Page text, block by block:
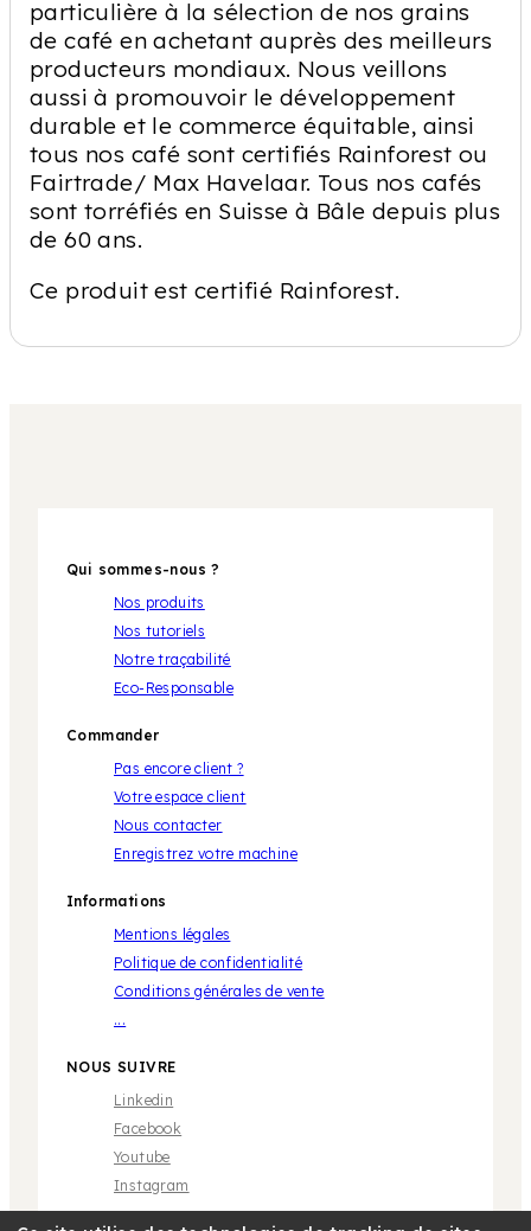
particulière à la sélection de nos grains
de café en achetant auprès des meilleurs
producteurs mondiaux. Nous veillons
aussi à promouvoir le développement
durable et le commerce équitable, ainsi
tous nos café sont certifiés Rainforest ou
Fairtrade/ Max Havelaar. Tous nos cafés
sont torréfiés en Suisse à Bâle depuis plus
de 60 ans.
Ce produit est certifié Rainforest.
Qui sommes-nous ?
Nos produits
Nos tutoriels
Notre traçabilité
Eco-Responsable
Commander
Pas encore client ?
Votre espace client
Nous contacter
Enregistrez votre machine
Informations
Mentions légales
Politique de confidentialité
Conditions générales de vente
...
NOUS SUIVRE
Linkedin
Facebook
Youtube
Instagram